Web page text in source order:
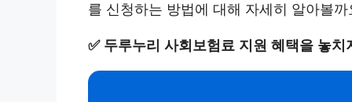
를 신청하는 방법에 대해 자세히 알아볼까
✅ 두루누리 사회보험료 지원 혜택을 놓치